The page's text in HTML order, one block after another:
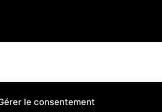
le consentement